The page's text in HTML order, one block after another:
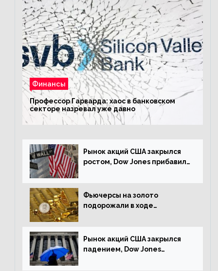
Финансы
Профессор Гарварда: хаос в банковском
секторе назревал уже давно
Рынок акций США закрылся
ростом, Dow Jones прибавил
Фьючерсы на золото
подорожали в ходе
Рынок акций США закрылся
падением, Dow Jones